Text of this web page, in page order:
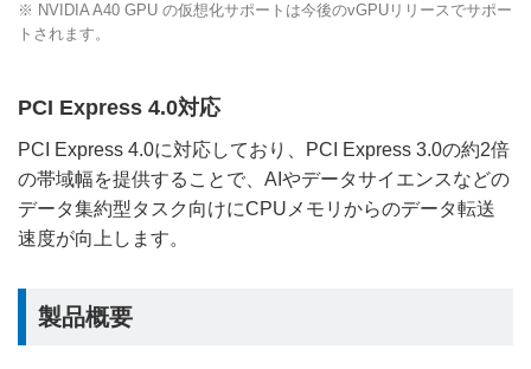
※ NVIDIA A40 GPU の仮想化サポートは今後のvGPUリリースでサポー
トされます。
PCI Express 4.0対応
PCI Express 4.0に対応しており、PCI Express 3.0の約2倍
の帯域幅を提供することで、AIやデータサイエンスなどの
データ集約型タスク向けにCPUメモリからのデータ転送
速度が向上します。
製品概要